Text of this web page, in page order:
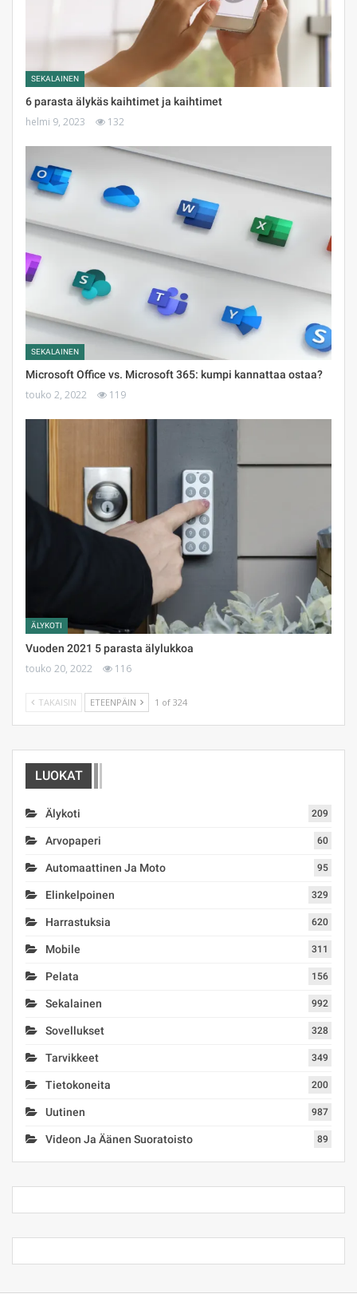
SEKALAINEN
6 parasta älykäs kaihtimet ja kaihtimet
helmi 9, 2023 132
SEKALAINEN
Microsoft Office vs. Microsoft 365: kumpi kannattaa ostaa?
touko 2, 2022 119
ÄLYKOTI
Vuoden 2021 5 parasta älylukkoa
touko 20, 2022 116
TAKAISIN ETEENPÄIN 1 of 324
LUOKAT
Älykoti 209
Arvopaperi 60
Automaattinen Ja Moto 95
Elinkelpoinen 329
Harrastuksia 620
Mobile 311
Pelata 156
Sekalainen 992
Sovellukset 328
Tarvikkeet 349
Tietokoneita 200
Uutinen 987
Videon Ja Äänen Suoratoisto 89